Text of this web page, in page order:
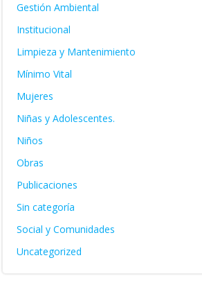
Gestión Ambiental
Institucional
Limpieza y Mantenimiento
Mínimo Vital
Mujeres
Niñas y Adolescentes.
Niños
Obras
Publicaciones
Sin categoría
Social y Comunidades
Uncategorized